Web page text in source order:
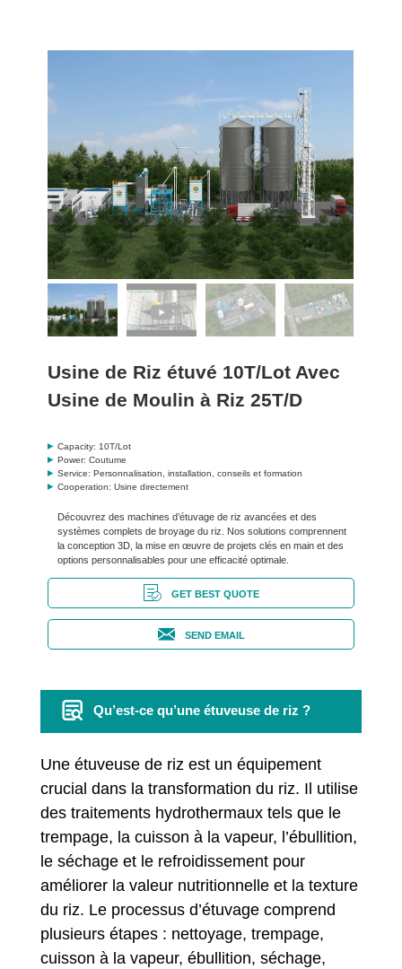
Usine de Riz étuvé 10T/Lot Avec
Usine de Moulin à Riz 25T/D
Capacity: 10T/Lot
Power: Coutume
Service: Personnalisation, installation, conseils et formation
Cooperation: Usine directement
Découvrez des machines d’étuvage de riz avancées et des
systèmes complets de broyage du riz. Nos solutions comprennent
la conception 3D, la mise en œuvre de projets clés en main et des
options personnalisables pour une efficacité optimale.
GET BEST QUOTE
SEND EMAIL
Qu’est-ce qu’une étuveuse de riz ?
Une étuveuse de riz est un équipement
crucial dans la transformation du riz. Il utilise
des traitements hydrothermaux tels que le
trempage, la cuisson à la vapeur, l’ébullition,
le séchage et le refroidissement pour
améliorer la valeur nutritionnelle et la texture
du riz. Le processus d’étuvage comprend
plusieurs étapes : nettoyage, trempage,
cuisson à la vapeur, ébullition, séchage,